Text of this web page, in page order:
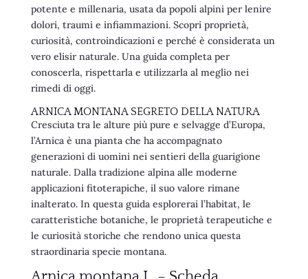
potente e millenaria, usata da popoli alpini per lenire
dolori, traumi e infiammazioni. Scopri proprietà,
curiosità, controindicazioni e perché è considerata un
vero elisir naturale. Una guida completa per
conoscerla, rispettarla e utilizzarla al meglio nei
rimedi di oggi.
ARNICA MONTANA SEGRETO DELLA NATURA
Cresciuta tra le alture più pure e selvagge d’Europa,
l’Arnica è una pianta che ha accompagnato
generazioni di uomini nei sentieri della guarigione
naturale. Dalla tradizione alpina alle moderne
applicazioni fitoterapiche, il suo valore rimane
inalterato. In questa guida esplorerai l’habitat, le
caratteristiche botaniche, le proprietà terapeutiche e
le curiosità storiche che rendono unica questa
straordinaria specie montana.